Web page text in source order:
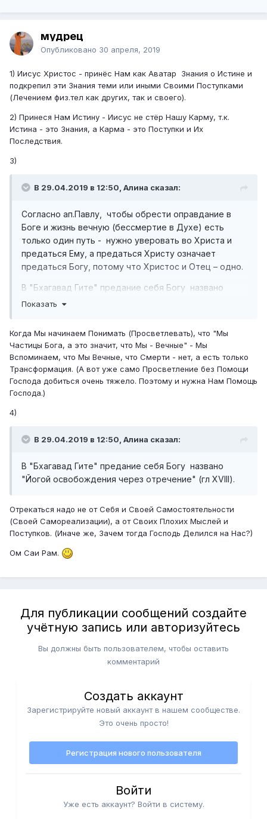
мудрец
Опубликовано 30 апреля, 2019
1) Иисус Христос - принёс Нам как Аватар Знания о Истине и
подкрепил эти Знания теми или иными Своими Поступками
(Лечением физ.тел как других, так и своего).
2) Принеся Нам Истину - Иисус не стёр Нашу Карму, т.к.
Истина - это Знания, а Карма - это Поступки и Их
Последствия.
3)
В 29.04.2019 в 12:50, Алина сказал:
Согласно ап.Павлу, чтобы обрести оправдание в
Боге и жизнь вечную (бессмертие в Духе) есть
только один путь - нужно уверовать во Христа и
предаться Ему, а предаться Христу означает
предаться Богу, потому что Христос и Отец – одно.
В "Бхагавад Гите" предание себя Богу названо
"Йогой освобождения через отречение" (гл XVIII):
потомок Бхараты. Его милостью обретёшь высшее
умиротворение и вечную обитель.
Показать
Когда Мы начинаем Понимать (Просветлевать), что "Мы
Частицы Бога, а это значит, что Мы - Вечные" - Мы
Вспоминаем, что Мы Вечные, что Смерти - нет, а есть только
Трансформация. (А вот уже само Просветление без Помощи
Господа добиться очень тяжело. Поэтому и нужна Нам Помощь
Господа.)
4)
В 29.04.2019 в 12:50, Алина сказал:
В "Бхагавад Гите" предание себя Богу названо
"Йогой освобождения через отречение" (гл XVIII).
Отрекаться надо не от Себя и Своей Самостоятельности
(Своей Самореализации), а от Своих Плохих Мыслей и
Поступков. (Иначе же, Зачем тогда Господь Делился на Нас?)
Ом Саи Рам.
Для публикации сообщений создайте
учётную запись или авторизуйтесь
Вы должны быть пользователем, чтобы оставить
комментарий
Создать аккаунт
Зарегистрируйте новый аккаунт в нашем сообществе.
Это очень просто!
Регистрация нового пользователя
Войти
Уже есть аккаунт? Войти в систему.